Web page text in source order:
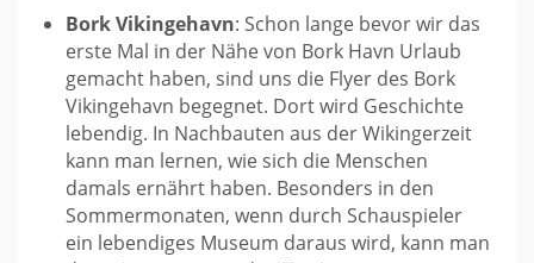
Bork Vikingehavn: Schon lange bevor wir das
erste Mal in der Nähe von Bork Havn Urlaub
gemacht haben, sind uns die Flyer des Bork
Vikingehavn begegnet. Dort wird Geschichte
lebendig. In Nachbauten aus der Wikingerzeit
kann man lernen, wie sich die Menschen
damals ernährt haben. Besonders in den
Sommermonaten, wenn durch Schauspieler
ein lebendiges Museum daraus wird, kann man